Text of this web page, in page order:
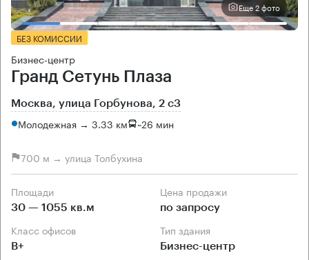
Еще 2 фото
БЕЗ КОМИССИИ
Бизнес-центр
Гранд Сетунь Плаза
Москва, улица Горбунова, 2 с3
Молодежная → 3.33 км ~26 мин
700 м → улица Толбухина
Площади
30 — 1055 кв.м
Цена продажи
по запросу
Класс офисов
B+
Тип здания
Бизнес-центр